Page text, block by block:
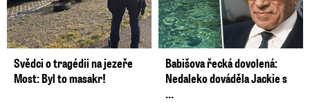
Svědci o tragédii na jezeře
Most: Byl to masakr!
Babišova řecká dovolená:
Nedaleko dováděla Jackie s
...